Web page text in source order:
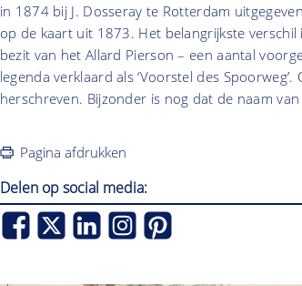
in 1874 bij J. Dosseray te Rotterdam
op de kaart uit 1873. Het belangrijkste
bezit van het Allard Pierson – een aantal
legenda verklaard als ‘Voorstel des
herschreven. Bijzonder is nog dat de naam
Pagina afdrukken
Delen op social media: